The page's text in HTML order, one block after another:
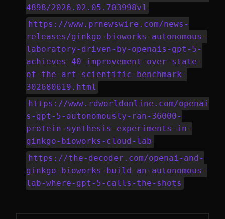
4898/2026.02.05.703998v1
https://www.prnewswire.com/news-
releases/ginkgo-bioworks-autonomous-
laboratory-driven-by-openais-gpt-5-
achieves-40-improvement-over-state-
of-the-art-scientific-benchmark-
302680619.html
https://www.rdworldonline.com/openai
s-gpt-5-autonomously-ran-36000-
protein-synthesis-experiments-in-
ginkgo-bioworks-cloud-lab
https://the-decoder.com/openai-and-
ginkgo-bioworks-build-an-autonomous-
lab-where-gpt-5-calls-the-shots